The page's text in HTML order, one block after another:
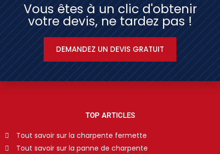
Vous êtes à un clic d'obtenir
votre devis, ne tardez pas !
DEMANDEZ UN DEVIS GRATUIT
TOP ARTICLES
Tout savoir sur la charpente fermette
Tout savoir sur la panne de charpente